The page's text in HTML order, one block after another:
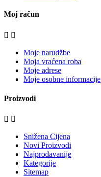
Moj račun
 
Moje narudžbe
Moja vraćena roba
Moje adrese
Moje osobne informacije
Proizvodi
 
Snižena Cijena
Novi Proizvodi
Najprodavanije
Kategorije
Sitemap